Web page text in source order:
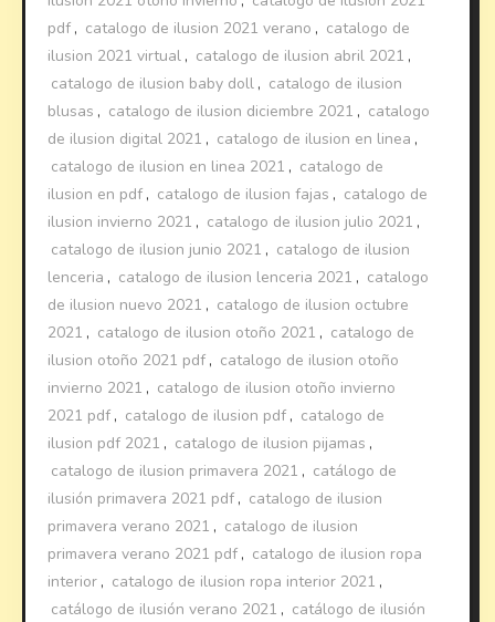
pdf , catalogo de ilusion 2021 verano , catalogo de
ilusion 2021 virtual , catalogo de ilusion abril 2021 ,
catalogo de ilusion baby doll , catalogo de ilusion
blusas , catalogo de ilusion diciembre 2021 , catalogo
de ilusion digital 2021 , catalogo de ilusion en linea ,
catalogo de ilusion en linea 2021 , catalogo de
ilusion en pdf , catalogo de ilusion fajas , catalogo de
ilusion invierno 2021 , catalogo de ilusion julio 2021 ,
catalogo de ilusion junio 2021 , catalogo de ilusion
lenceria , catalogo de ilusion lenceria 2021 , catalogo
de ilusion nuevo 2021 , catalogo de ilusion octubre
2021 , catalogo de ilusion otoño 2021 , catalogo de
ilusion otoño 2021 pdf , catalogo de ilusion otoño
invierno 2021 , catalogo de ilusion otoño invierno
2021 pdf , catalogo de ilusion pdf , catalogo de
ilusion pdf 2021 , catalogo de ilusion pijamas ,
catalogo de ilusion primavera 2021 , catálogo de
ilusión primavera 2021 pdf , catalogo de ilusion
primavera verano 2021 , catalogo de ilusion
primavera verano 2021 pdf , catalogo de ilusion ropa
interior , catalogo de ilusion ropa interior 2021 ,
catálogo de ilusión verano 2021 , catálogo de ilusión